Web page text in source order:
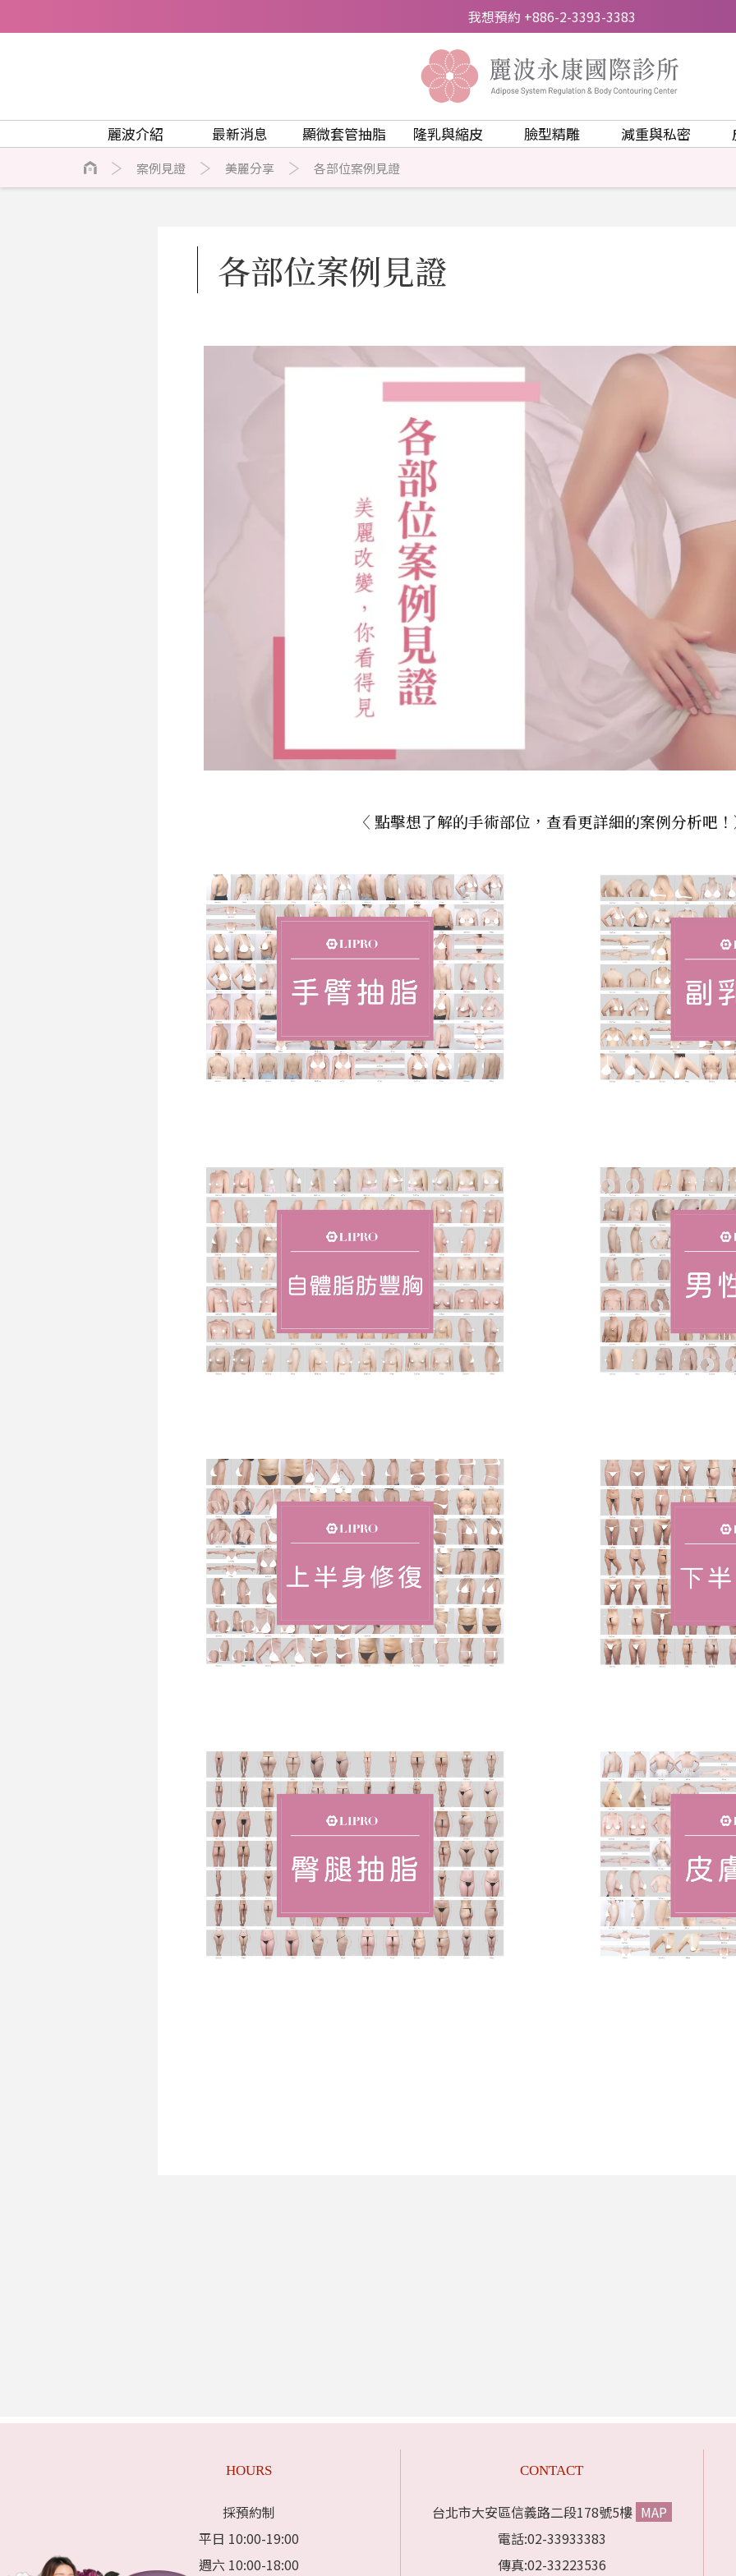
我想預約 +886-2-3393-3383
麗波介紹 最新消息 顯微套管抽脂 隆乳與縮皮 臉型精雕 減重與私密
案例見證 美麗分享 各部位案例見證
各部位案例見證
〈 點擊想了解的手術部位，查看更詳細的案例分析吧
HOURS
採預約制
平日 10:00-19:00
週六 10:00-18:00
CONTACT
台北市大安區信義路二段178號5樓 MAP
電話:02-33933383
傳真:02-33223536